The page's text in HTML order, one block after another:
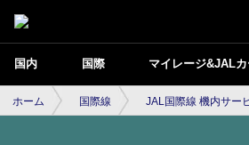
国内 国際 マイレージ&JALカ
ホーム 国際線 JAL国際線 機内サー